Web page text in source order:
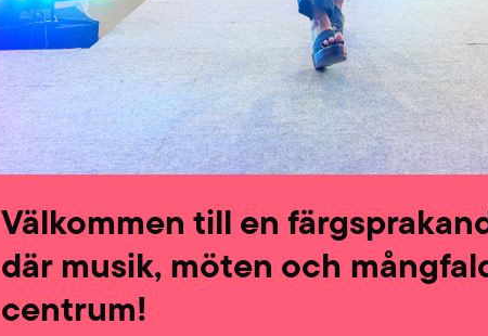
Välkommen till en
där musik, möten och
centrum!